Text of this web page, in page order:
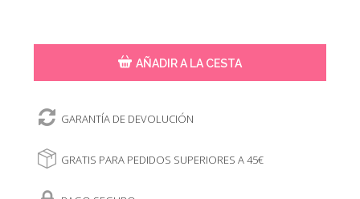
AÑADIR A LA CESTA
GARANTÍA DE DEVOLUCIÓN
GRATIS PARA PEDIDOS SUPERIORES A 45€